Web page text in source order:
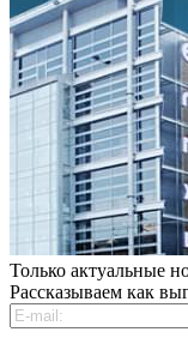
Только актуальные
Рассказываем как